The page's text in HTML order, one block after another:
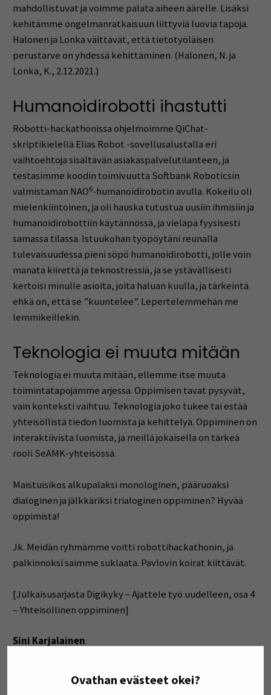
Ovathan evästeet okei?
mahdollistuvat ja voimme palata aiheen äärelle. Lisäksi
kehitämme ongelmanratkaisuun liittyviä luovia tapoja.
Halonen ja Lonka väittävät, että tietotyöläisen
perustarve on yhdessä kehittäminen. (Halonen, N. ja
Lonka, K., 2.12.2021.)
Humanoidirobotti ihastutti
Robotti-hackathonissa ohjelmoimme QiChat-
skriptikielellä Elias Robot -sovellusalustalla eri
vaihtoehtoja sisältävän asiakaspalvelutilanteen, ja
testasimme koodin toimivuutta Softbank Roboticsin
valmistaman NAO6-humanoidirobotin avulla. Kokeilu oli
mielenkiintoinen, ja oli hauska tutustua uusiin ihmisiin ja
humanoidirobottiin käytännössä, ja vieläpä fyysisesti
samassa tilassa. Istuukohan työpöytäni reunalla
tulevaisuudessa pieni söpö humanoidirobotti, jolle voin
manata kiirettä ja teknostressiä, ja se ystävällisesti
kertoisi minulle asioita, joita haluan kuulla, ja tärkeintä
ehkä on, että se ”kuuntelee”. Lepertelemmehän me
lemmikeillekin.
Teknologia ei muuta mitään
Teknologia ei muuta mitään, ellemme itse muuta
toimintatapojamme arjessa. Oppimisen tavat pysyvät,
vain konteksti vaihtuu. Teknologia joko tukee tai estää
yhteisöllistä tiedon luomista ja kehittelyä. Oppiminen on
interaktiivista luomista, ja meillä jokaisella on tärkeä
rooli SeAMK-yhteisössä.
Maistuisikos alkupalaksi monologinen, pääruoaksi
dialoginen ja jälkkäriksi trialoginen oppiminen? Hyvää
oppimista!
Jk. Meidän ryhmämme voitti robottihackathonin, ja
palkinnoksi saimme suklaata. Pavlovin koirat kiittävät.
[Julkaisusarjasta Digikyky – Ajattele työ uudelleen, osa 4
– Yhteisöllinen oppiminen]
Sini Karjalainen